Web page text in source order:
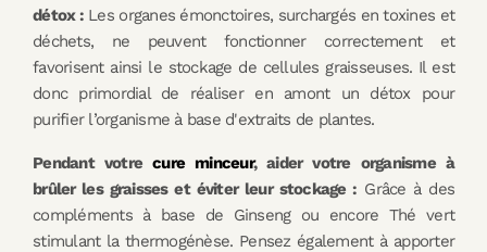
détox :Les organes émonctoires, surchargés en toxines et
déchets, ne peuvent fonctionner correctement et
favorisent ainsi le stockage de cellules graisseuses. Il est
donc primordial de réaliser en amont un détox pour
purifier l’organisme à base d'extraits de plantes.
Pendant votre cure minceur, aider votre organisme à
brûler les graisses et éviter leur stockage : Grâce à des
compléments à base de Ginseng ou encore Thé vert
stimulant la thermogénèse. Pensez également à apporter